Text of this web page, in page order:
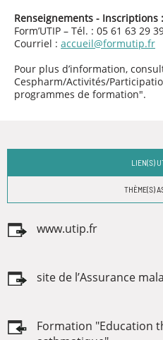
Renseignements - Inscriptions :
Form’UTIP – Tél. : 05 61 63 29
Courriel : accueil@formutip.fr
Pour plus d’information,
Cespharm/Activités/
programmes de formation".
LIEN(S)
THÈME(S)
www.utip.fr
site de l’Assurance
Formation "Education